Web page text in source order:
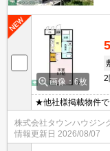
画像：6枚
2
★他社様掲載物件で
お時間の中で効率
ただきます！お気軽
株式会社タウンハウジン
情報更新日 2026/08/07